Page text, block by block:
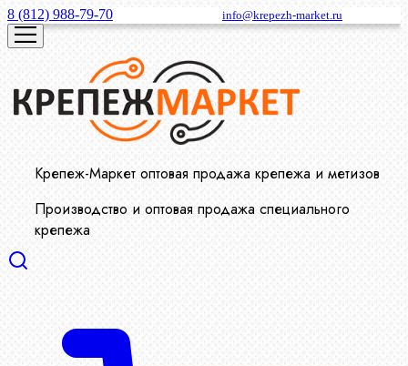
8 (812) 988-79-70 info@krepezh-market.ru
Крепеж-Маркет оптовая продажа крепежа и метизов
Производство и оптовая продажа специального
крепежа